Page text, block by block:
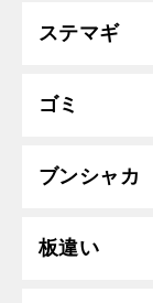
ステマギ
ゴミ
ブンシャカ
板違い